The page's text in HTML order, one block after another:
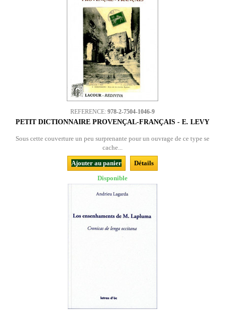
REFERENCE: 978-2-7504-1046-9
PETIT DICTIONNAIRE PROVENÇAL-FRANÇAIS - E. LEVY
Sous cette couverture un peu surprenante pour un ouvrage de ce type se
cache...
Ajouter au panier
Détails
Disponible